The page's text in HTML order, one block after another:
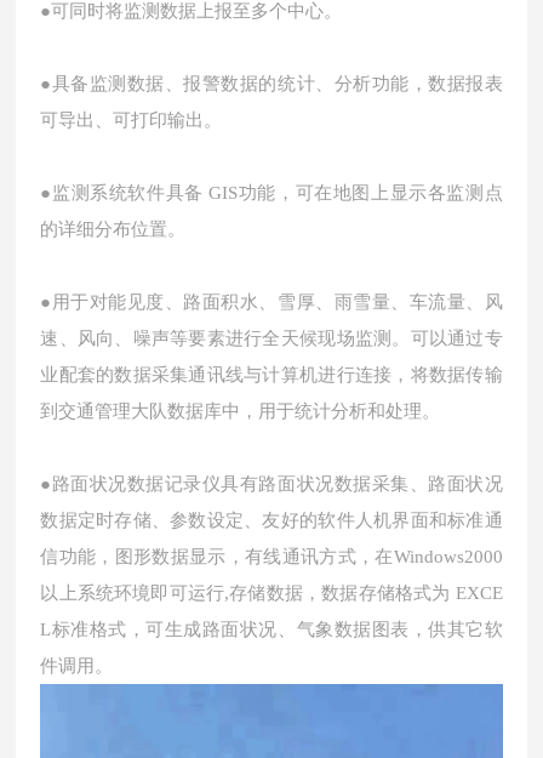
●可同时将监测数据上报至多个中心。
●具备监测数据、报警数据的统计、分析功能，数据报表
可导出、可打印输出。
●监测系统软件具备 GIS功能，可在地图上显示各监测点
的详细分布位置。
●用于对能见度、路面积水、雪厚、雨雪量、车流量、风
速、风向、噪声等要素进行全天候现场监测。可以通过专
业配套的数据采集通讯线与计算机进行连接，将数据传输
到交通管理大队数据库中，用于统计分析和处理。
●路面状况数据记录仪具有路面状况数据采集、路面状况
数据定时存储、参数设定、友好的软件人机界面和标准通
信功能，图形数据显示，有线通讯方式，在Windows2000
以上系统环境即可运行,存储数据，数据存储格式为 EXCE
L标准格式，可生成路面状况、气象数据图表，供其它软
件调用。